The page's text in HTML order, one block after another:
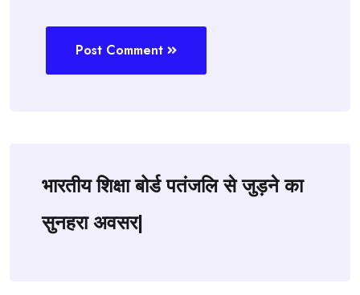
Post Comment
भारतीय शिक्षा बोर्ड पतंजलि से जुड़ने का
सुनहरा अवसर|